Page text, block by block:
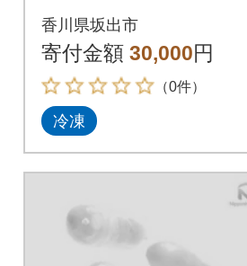
00g×10袋|日本ハム 冷
凍 ボリュームパック
香川県坂出市
寄付金額 30,000円
（0件）
冷凍